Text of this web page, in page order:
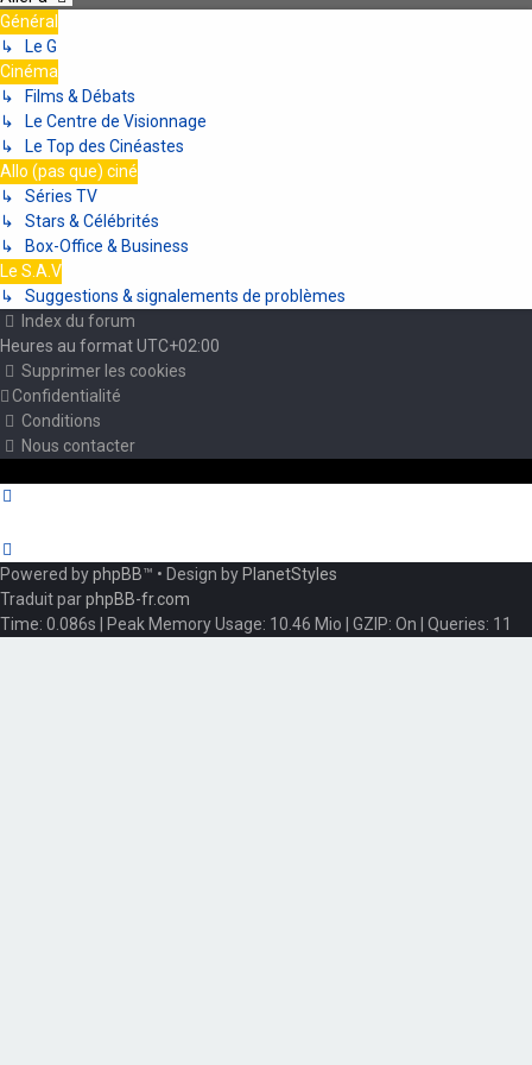
Général
↳ Le G
Cinéma
↳ Films & Débats
↳ Le Centre de Visionnage
↳ Le Top des Cinéastes
Allo (pas que) ciné
↳ Séries TV
↳ Stars & Célébrités
↳ Box-Office & Business
Le S.A.V
↳ Suggestions & signalements de problèmes
Index du forum
Heures au formatUTC+02:00
Supprimer les cookies
Confidentialité
Conditions
Nous contacter
Powered byphpBB™ • Design by PlanetStyles
Traduit parphpBB-fr.com
Time: 0.086s | Peak Memory Usage: 10.46 Mio | GZIP: On | Queries: 11